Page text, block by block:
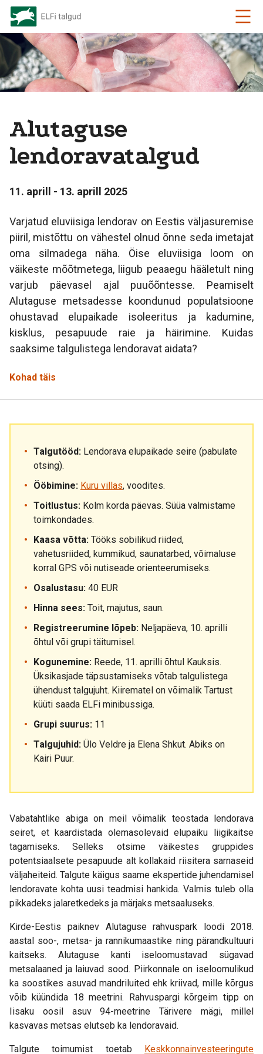
Alutaguse
lendoravatalgud
11. aprill - 13. aprill 2025
Varjatud eluviisiga lendorav on Eestis väljasuremise
piiril, mistõttu on vähestel olnud õnne seda imetajat
oma silmadega näha. Öise eluviisiga loom on
väikeste mõõtmetega, liigub peaaegu hääletult ning
varjub päevasel ajal puuõõntesse. Peamiselt
Alutaguse metsadesse koondunud populatsioone
ohustavad elupaikade isoleeritus ja kadumine,
kisklus, pesapuude raie ja häirimine. Kuidas
saaksime talgulistega lendoravat aidata?
Kohad täis
Talgutööd: Lendorava elupaikade seire (pabulate
otsing).
Ööbimine: Kuru villas, voodites.
Toitlustus: Kolm korda päevas. Süüa valmistame
toimkondades.
Kaasa võtta: Tööks sobilikud riided,
vahetusriided, kummikud, saunatarbed, võimaluse
korral GPS või nutiseade orienteerumiseks.
Osalustasu: 40 EUR
Hinna sees: Toit, majutus, saun.
Registreerumine lõpeb: Neljapäeva, 10. aprilli
õhtul või grupi täitumisel.
Kogunemine: Reede, 11. aprilli õhtul Kauksis.
Üksikasjade täpsustamiseks võtab talgulistega
ühendust talgujuht. Kiirematel on võimalik Tartust
küüti saada ELFi minibussiga.
Grupi suurus: 11
Talgujuhid: Ülo Veldre ja Elena Shkut. Abiks on
Kairi Puur.
Vabatahtlike abiga on meil võimalik teostada lendorava
seiret, et kaardistada olemasolevaid elupaiku liigikaitse
tagamiseks. Selleks otsime väikestes gruppides
potentsiaalsete pesapuude alt kollakaid riisitera sarnaseid
väljaheiteid. Talgute käigus saame ekspertide juhendamisel
lendoravate kohta uusi teadmisi hankida. Valmis tuleb olla
pikkadeks jalaretkedeks ja märjaks metsaaluseks.
Kirde-Eestis paiknev Alutaguse rahvuspark loodi 2018.
aastal soo-, metsa- ja rannikumaastike ning pärandkultuuri
kaitseks. Alutaguse kanti iseloomustavad sügavad
metsalaaned ja laiuvad sood. Piirkonnale on iseloomulikud
ka soostikes asuvad mandriluited ehk kriivad, mille kõrgus
võib küündida 18 meetrini. Rahvuspargi kõrgeim tipp on
Iisaku oosil asuv 94-meetrine Tärivere mägi, millel
kasvavas metsas elutseb ka lendoravaid.
Talgute toimumist toetab Keskkonnainvesteeringute